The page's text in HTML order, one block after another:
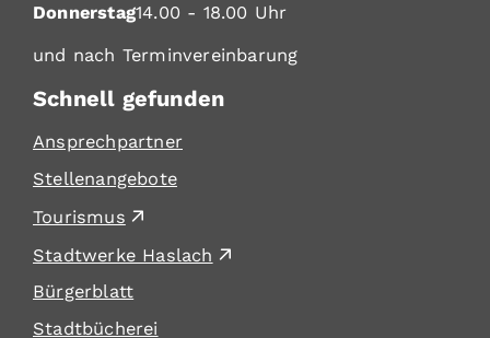
Donnerstag14.00 - 18.00 Uhr
und nach Terminvereinbarung
Schnell gefunden
Ansprechpartner
Stellenangebote
Tourismus
Stadtwerke Haslach
Bürgerblatt
Stadtbücherei